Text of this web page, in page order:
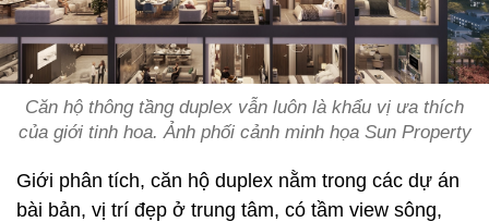
Căn hộ thông tầng duplex vẫn luôn là khẩu vị ưa thích
của giới tinh hoa. Ảnh phối cảnh minh họa Sun Property
Giới phân tích, căn hộ duplex nằm trong các dự án
bài bản, vị trí đẹp ở trung tâm, có tầm view sông,